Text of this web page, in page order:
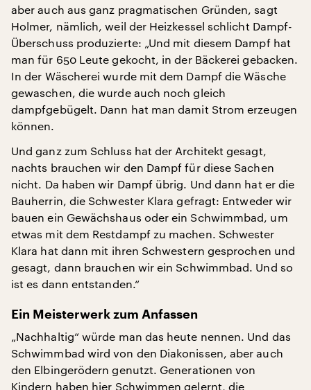
aber auch aus ganz pragmatischen Gründen, sagt
Holmer, nämlich, weil der Heizkessel schlicht Dampf-
Überschuss produzierte: „Und mit diesem Dampf hat
man für 650 Leute gekocht, in der Bäckerei gebacken.
In der Wäscherei wurde mit dem Dampf die Wäsche
gewaschen, die wurde auch noch gleich
dampfgebügelt. Dann hat man damit Strom erzeugen
können.
Und ganz zum Schluss hat der Architekt gesagt,
nachts brauchen wir den Dampf für diese Sachen
nicht. Da haben wir Dampf übrig. Und dann hat er die
Bauherrin, die Schwester Klara gefragt: Entweder wir
bauen ein Gewächshaus oder ein Schwimmbad, um
etwas mit dem Restdampf zu machen. Schwester
Klara hat dann mit ihren Schwestern gesprochen und
gesagt, dann brauchen wir ein Schwimmbad. Und so
ist es dann entstanden.“
Ein Meisterwerk zum Anfassen
„Nachhaltig“ würde man das heute nennen. Und das
Schwimmbad wird von den Diakonissen, aber auch
den Elbingerödern genutzt. Generationen von
Kindern haben hier Schwimmen gelernt, die